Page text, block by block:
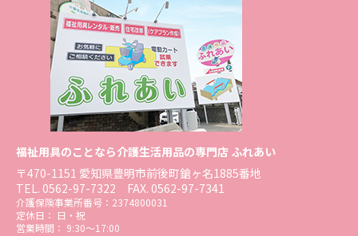
福祉用具のことなら介護生活用品の専門店 ふれあい
〒470-1151 愛知県豊明市前後町鎗ヶ名1885番地
TEL. 0562-97-7322 FAX. 0562-97-7341
介護保険事業所番号：2374800031
定休日： 日・祝
営業時間： 9:30〜17:00